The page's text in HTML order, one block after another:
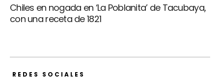
Chiles en nogada en ‘La Poblanita’ de Tacubaya,
con una receta de 1821
REDES SOCIALES